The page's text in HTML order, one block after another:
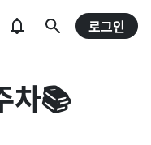
로그인
차📚